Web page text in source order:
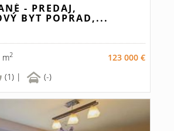
- PREDAJ,
BYT POPRAD,...
m2
123 000 €
(1) | (-)